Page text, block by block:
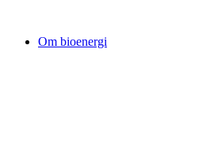
Om bioenergi